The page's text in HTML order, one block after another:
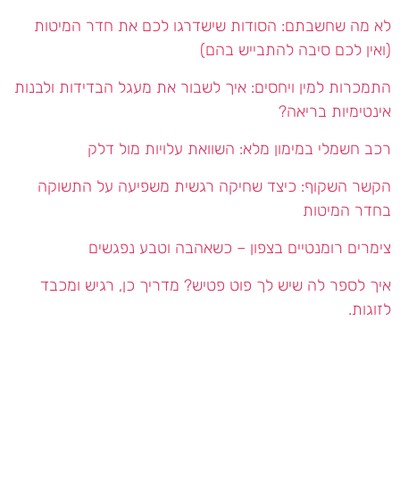
לא מה שחשבתם: הסודות שישדרגו לכם את חדר המיטות
(ואין לכם סיבה להתבייש בהם)
התמכרות למין ויחסים: איך לשבור את מעגל הבדידות ולבנות
אינטימיות בריאה?
רכב חשמלי במימון מלא: השוואת עלויות מול דלק
הקשר השקוף: כיצד שחיקה רגשית משפיעה על התשוקה
בחדר המיטות
צימרים רומנטיים בצפון – כשאהבה וטבע נפגשים
איך לספר לה שיש לך פוט פטיש? מדריך כן, רגיש ומכבד
לזוגות.